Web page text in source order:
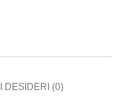
DESIDERI (0)